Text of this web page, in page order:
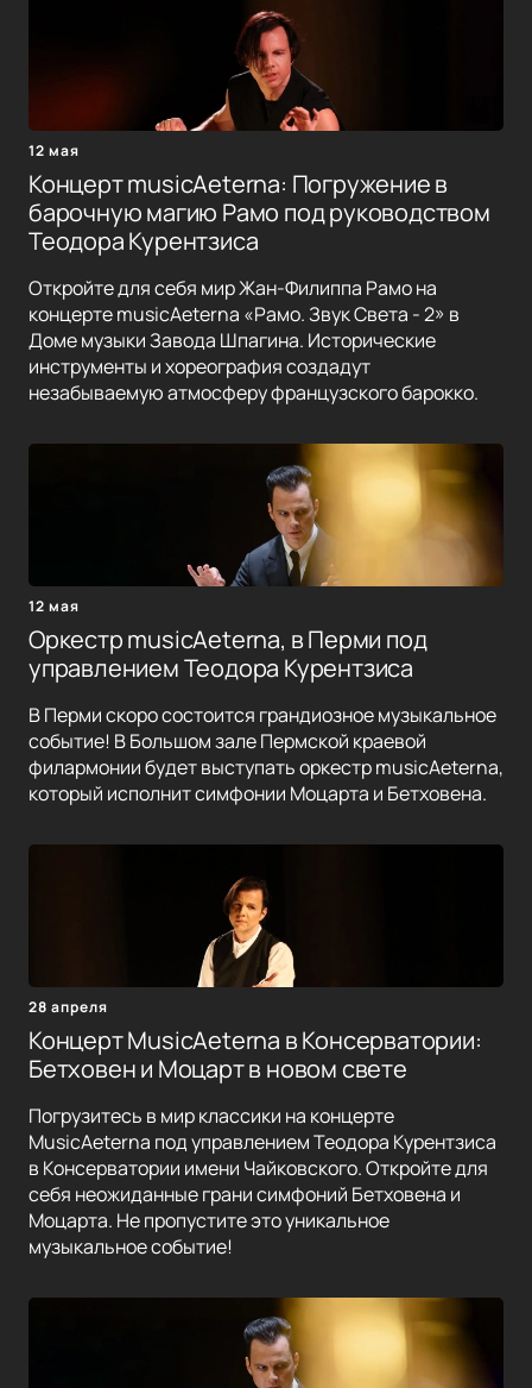
12 мая
Концерт musicAeterna: Погружение в
барочную магию Рамо под руководством
Теодора Курентзиса
Откройте для себя мир Жан-Филиппа Рамо на
концерте musicAeterna «Рамо. Звук Света - 2» в
Доме музыки Завода Шпагина. Исторические
инструменты и хореография создадут
незабываемую атмосферу французского барокко.
12 мая
Оркестр musicAeterna, в Перми под
управлением Теодора Курентзиса
В Перми скоро состоится грандиозное музыкальное
событие! В Большом зале Пермской краевой
филармонии будет выступать оркестр musicAeterna,
который исполнит симфонии Моцарта и Бетховена.
28 апреля
Концерт MusicAeterna в Консерватории:
Бетховен и Моцарт в новом свете
Погрузитесь в мир классики на концерте
MusicAeterna под управлением Теодора Курентзиса
в Консерватории имени Чайковского. Откройте для
себя неожиданные грани симфоний Бетховена и
Моцарта. Не пропустите это уникальное
музыкальное событие!